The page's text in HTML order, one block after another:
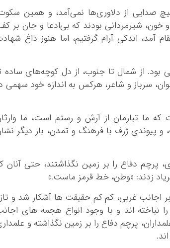
خراسان شمالی
خوزستان
سیستان و
فارس
قم
کردستان
کرمانشاه
گلستان
گیلان
لرستان
صدایی از دلاوری‌ها نمی‌آمد، و همین
خون، شیرمردانی بودند که بی‌ادعا و جان بر
اندکی آرام گرفتیم، اما هنوز داغ
بود. از شمال تا جنوب، از دل کوچه‌های ساده
سرباز و شاعر، هرکس به اندازه خود سهمی
ما تبارمان از آرش و رستم است، ما
و پیوندی ژرف با فرهنگ و تمدن، بار دیگر
دفاع را بر زمین نگذاشتند، حتی آنان
زدند: «وطن، خط قرمز ماست.»
اجانب غربی، کم کم حقیقت ها آشکار شد و
اند و با وجود انواع هجمه های
پرچم دفاع را بر زمین نگذاشته و